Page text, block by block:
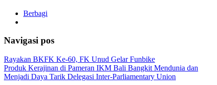
Berbagi
Navigasi pos
Rayakan BKFK Ke-60, FK Unud Gelar Funbike
Produk Kerajinan di Pameran IKM Bali Bangkit Mendunia dan
Menjadi Daya Tarik Delegasi Inter-Parliamentary Union